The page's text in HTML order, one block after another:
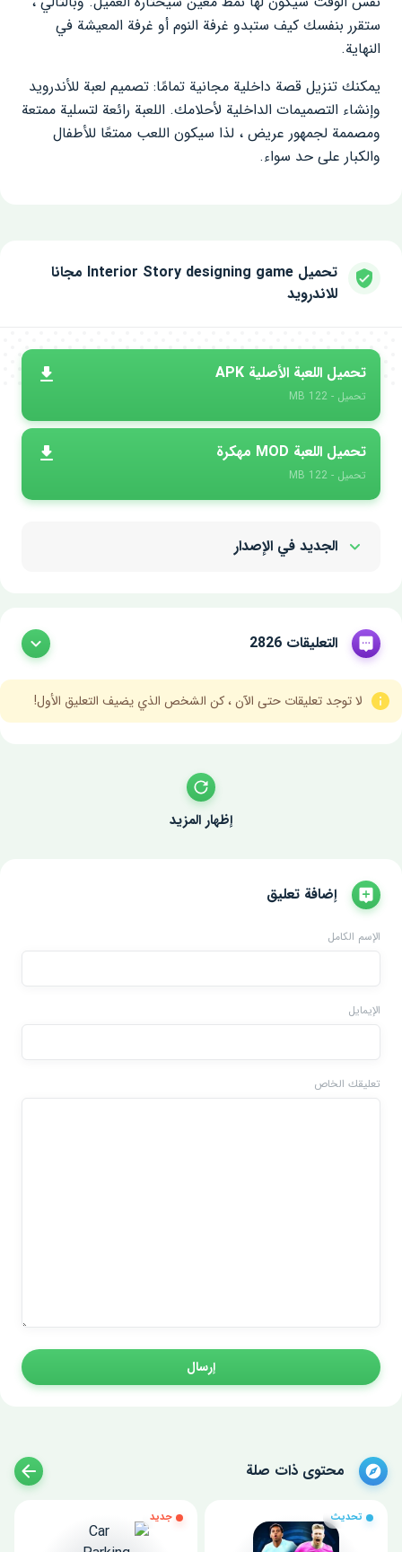
ستقرر بنفسك كيف ستبدو غرفة النوم أو غرفة المعيشة في
النهاية.
يمكنك تنزيل قصة داخلية مجانية تمامًا: تصميم لعبة للأندرويد
وإنشاء التصميمات الداخلية لأحلامك. اللعبة رائعة لتسلية ممتعة
ومصممة لجمهور عريض ، لذا سيكون اللعب ممتعًا للأطفال
والكبار على حد سواء.
تحميل Interior Story designing game مجانا
للاندرويد
تحميل اللعبة الأصلية APK
تحميل - 122 MB
تحميل اللعبة MOD مهكرة
تحميل - 122 MB
الجديد في الإصدار
التعليقات 2826
لا توجد تعليقات حتى الآن ، كن الشخص الذي يضيف التعليق الأول!
إظهار المزيد
إضافة تعليق
الإسم الكامل
الإيمايل
تعليقك الخاص
إرسال
محتوى ذات صلة
تحديث جديد